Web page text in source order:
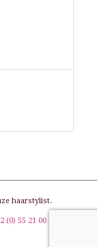
haarstylist.
(0) 55 21 00 31